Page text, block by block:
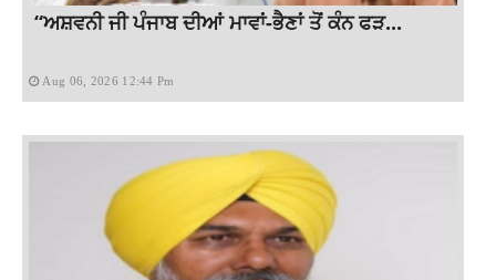
“ਅਸ਼ਵਨੀ ਜੀ ਪੰਜਾਬ ਦੀਆਂ ਮਾਵਾਂ-ਭੈਣਾਂ ਤੋਂ ਕੰਨ ਫੜ...
Aug 06, 2026 12:44 Pm